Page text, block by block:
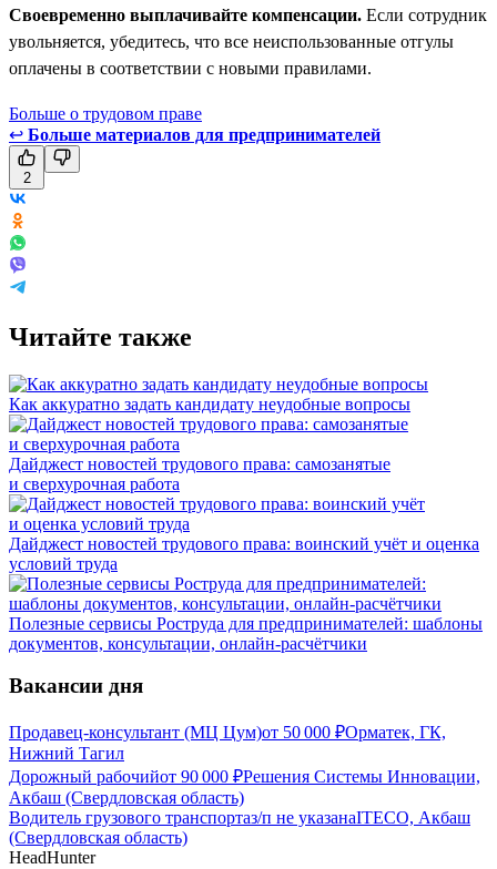
Своевременно выплачивайте компенсации. Если сотрудник
увольняется, убедитесь, что все неиспользованные отгулы
оплачены в соответствии с новыми правилами.
Больше о трудовом праве
↩ Больше материалов для предпринимателей
2
Читайте также
Как аккуратно задать кандидату неудобные вопросы
Дайджест новостей трудового права: самозанятые
и сверхурочная работа
Дайджест новостей трудового права: воинский учёт и оценка
условий труда
Полезные сервисы Роструда для предпринимателей: шаблоны
документов, консультации, онлайн-расчётчики
Вакансии дня
Продавец-консультант (МЦ Цум)от 50 000 ₽Орматек, ГК,
Нижний Тагил
Дорожный рабочийот 90 000 ₽Решения Системы Инновации,
Акбаш (Свердловская область)
Водитель грузового транспортаз/п не указанаITECO, Акбаш
(Свердловская область)
HeadHunter